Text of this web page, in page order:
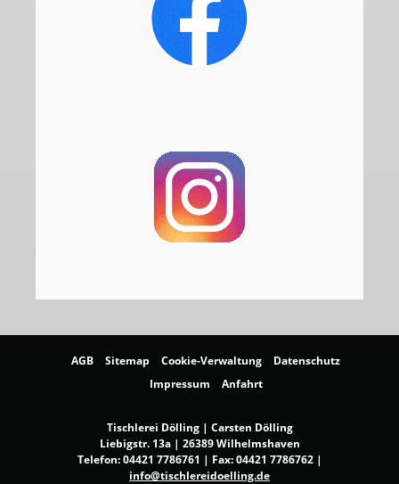
AGB Sitemap Cookie-Verwaltung
Datenschutz
Impressum
Anfahrt
Tischlerei Dölling | Carsten Dölling
Liebigstr. 13a | 26389 Wilhelmshaven
Telefon:04421 7786761 | Fax: 04421 7786762 |
info@tischlereidoelling.de